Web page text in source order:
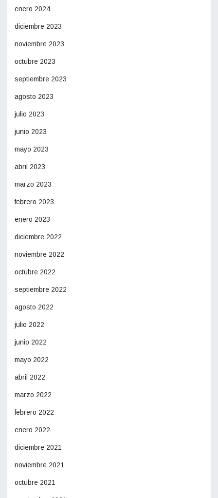
enero 2024
diciembre 2023
noviembre 2023
octubre 2023
septiembre 2023
agosto 2023
julio 2023
junio 2023
mayo 2023
abril 2023
marzo 2023
febrero 2023
enero 2023
diciembre 2022
noviembre 2022
octubre 2022
septiembre 2022
agosto 2022
julio 2022
junio 2022
mayo 2022
abril 2022
marzo 2022
febrero 2022
enero 2022
diciembre 2021
noviembre 2021
octubre 2021